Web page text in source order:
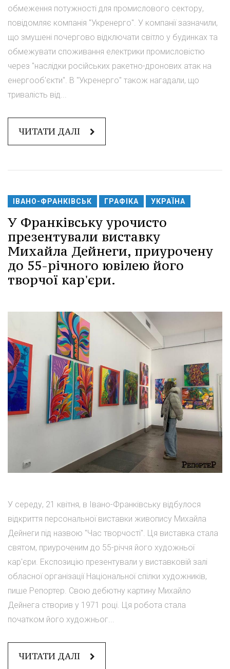
обмеження потужності для промислового сектору,
повідомляє компанія "Укренерго". У компанії зазначили,
що змушені почергово відключати світло у будинках та
обмежувати споживання електрики промисловістю
через "наслідки російських ракетно-дронових атак на
енергооб'єкти". В "Укренерго" також нагадали, що
тривалість від...
ЧИТАТИ ДАЛІ
ІВАНО-ФРАНКІВСЬК ГРАФІКА УКРАЇНА
У Франківську урочисто
презентували виставку
Михайла Дейнеги, приурочену
до 55-річного ювілею його
творчої кар'єри.
У середу, 21 квітня, в Івано-Франківську відбулося
відкриття персональної виставки живопису Михайла
Дейнеги під назвою "Час творчості". Ця виставка стала
святом, приуроченим до 55-річчя його художньої
кар'єри. Експозицію презентували у виставковій залі
обласної організації Національної спілки художників,
пише Репортер. Свою дебютну картину Михайло
Дейнега створив у 1971 році. Ця робота стала
початком його художньог...
ЧИТАТИ ДАЛІ